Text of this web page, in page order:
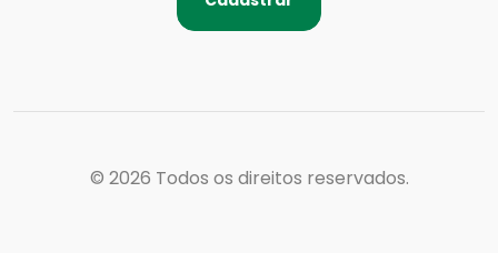
© 2026 Todos os direitos reservados.